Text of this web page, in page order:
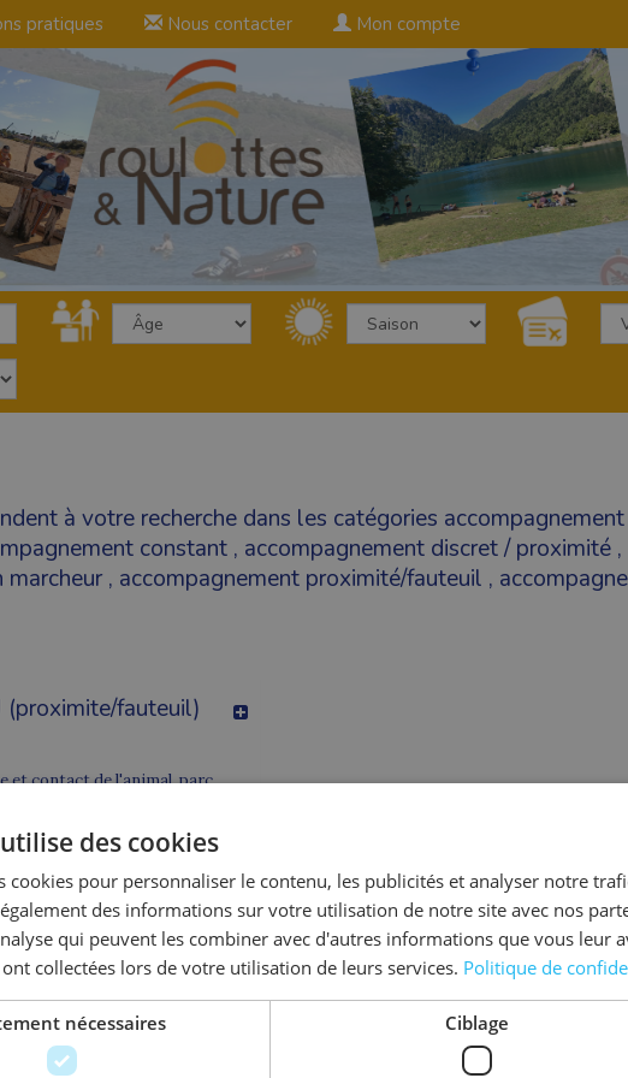
pratiques Nous contacter Mon compte
à votre recherche dans les catégories
constant , accompagnement discret / proximité ,
marcheur , accompagnement proximité/fauteuil ,
fauteuil)
et contact de l'animal, parc
- 44
1 345 €
Découvrir
des cookies
cookies pour personnaliser le contenu, les publicités et analyser notre
des informations sur votre utilisation de notre site avec nos
qui peuvent les combiner avec d'autres informations que vous leur
collectées lors de votre utilisation de leurs services. Politique de
nécessaires Ciblage